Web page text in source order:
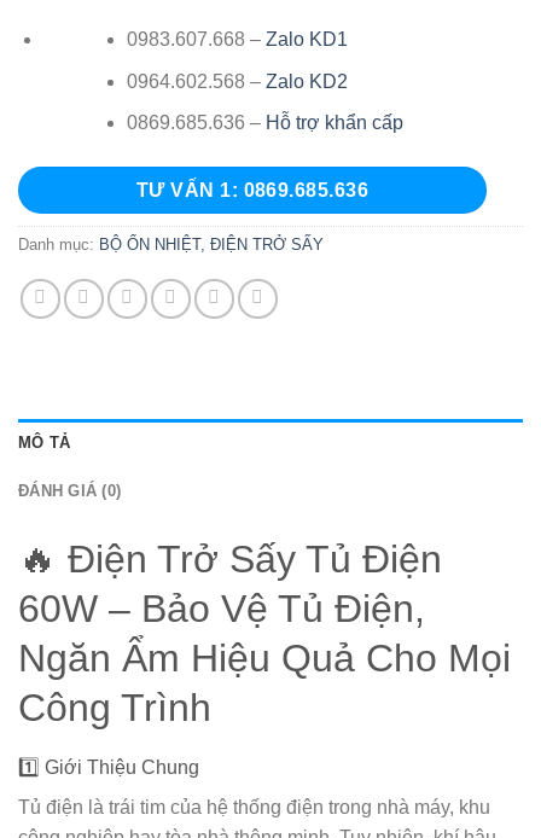
0983.607.668 – Zalo KD1
0964.602.568 – Zalo KD2
0869.685.636 – Hỗ trợ khẩn cấp
TƯ VẤN 1: 0869.685.636
Danh mục: BỘ ỔN NHIỆT, ĐIỆN TRỞ SẤY
MÔ TẢ
ĐÁNH GIÁ (0)
🔥 Điện Trở Sấy Tủ Điện
60W – Bảo Vệ Tủ Điện,
Ngăn Ẩm Hiệu Quả Cho Mọi
Công Trình
1️⃣ Giới Thiệu Chung
Tủ điện là trái tim của hệ thống điện trong nhà máy, khu